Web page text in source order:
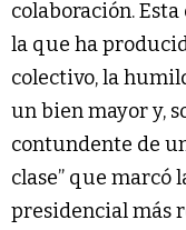
colaboración.
la que ha
colectivo, la
un bien mayor y,
contundente de
clase” que marcó
presidencial más